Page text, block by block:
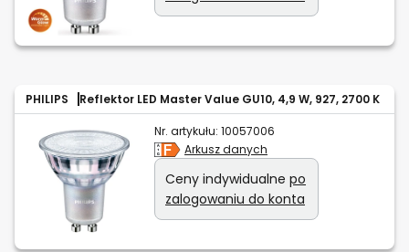
PHILIPS Reflektor LED Master Value GU10, 4,9 W, 927, 2700 K
Nr. artykułu: 10057006
Arkusz danych
Ceny indywidualne po
zalogowaniu do konta